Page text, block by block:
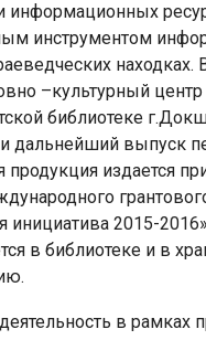
информационных
инструментом
находках.
–культурный
библиотеке
дальнейший выпуск
продукция издается
инициатива 2015-
в библиотеке и в
в рамках